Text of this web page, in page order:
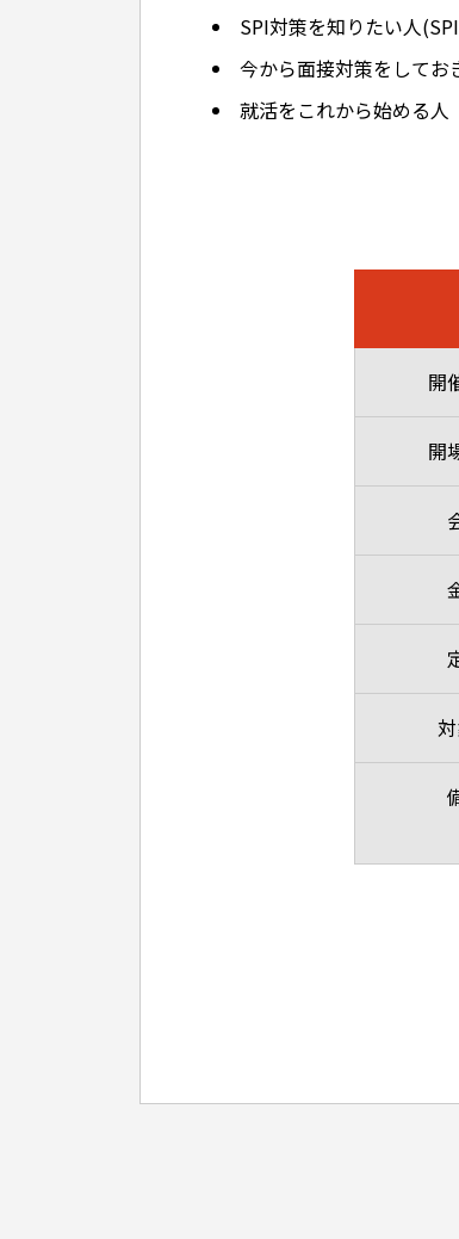
SPI対策を知りたい人
今から面接対策をしてお
就活をこれから始める人
開
開